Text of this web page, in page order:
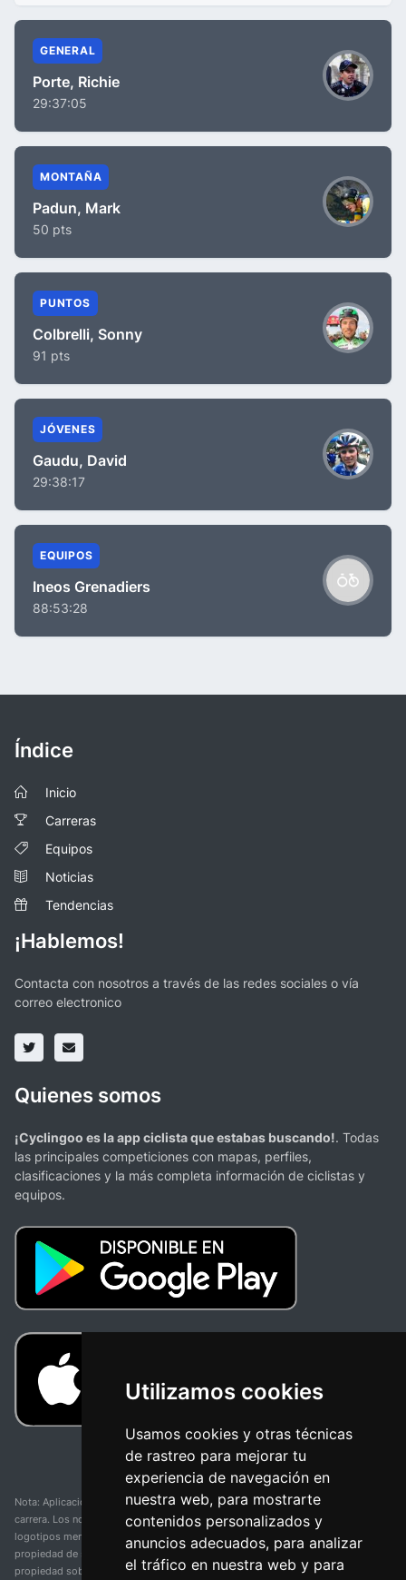
Utilizamos cookies
Usamos cookies y otras técnicas
de rastreo para mejorar tu
experiencia de navegación en
nuestra web, para mostrarte
contenidos personalizados y
anuncios adecuados, para analizar
el tráfico en nuestra web y para
GENERAL
Porte, Richie
29:37:05
MONTAÑA
Padun, Mark
50 pts
PUNTOS
Colbrelli, Sonny
91 pts
JÓVENES
Gaudu, David
29:38:17
EQUIPOS
Ineos Grenadiers
88:53:28
Índice
Inicio
Carreras
Equipos
Noticias
Tendencias
¡Hablemos!
Contacta con nosotros a través de las redes sociales o vía
correo electronico
Quienes somos
¡Cyclingoo es la app ciclista que estabas buscando!. Todas
las principales competiciones con mapas, perfiles,
clasificaciones y la más completa información de ciclistas y
equipos.
Nota: Aplicación y web no oficial y no relacionada con ninguna organización o
carrera. Los nombres de equipos, competiciones, marcas comerciales y
logotipos mencionados en esta página de resultados de ciclismo son
propiedad de sus respectivos dueños. No tenemos afiliación, patrocinio ni
propiedad sobre estas marcas comerciales. Toda la información proporcionada